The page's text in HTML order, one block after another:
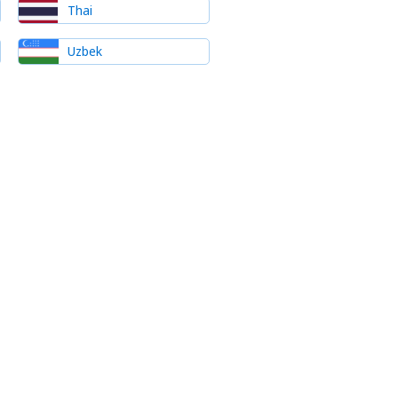
Thai
Uzbek